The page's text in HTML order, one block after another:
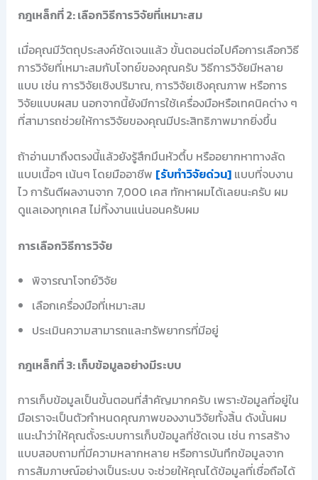
กฎเหล็กที่ 2: เลือกวิธีการวิจัยที่เหมาะสม
เมื่อคุณมีวัตถุประสงค์ชัดเจนแล้ว ขั้นตอนต่อไปคือการเลือกวิธี
การวิจัยที่เหมาะสมกับโจทย์ของคุณครับ วิธีการวิจัยมีหลาย
แบบ เช่น การวิจัยเชิงปริมาณ, การวิจัยเชิงคุณภาพ หรือการ
วิจัยแบบผสม นอกจากนี้ยังมีการใช้เครื่องมือหรือเทคนิคต่าง ๆ
ที่สามารถช่วยให้การวิจัยของคุณมีประสิทธิภาพมากยิ่งขึ้น
ถ้าอ่านมาถึงตรงนี้แล้วยังรู้สึกมึนหัวตึ้บ หรืออยากหาทางลัด
แบบเนื้อๆ เน้นๆ โดยมืออาชีพ [รับทำวิจัยด่วน]แบบที่จบงาน
ไว การันตีผลงานจาก 7,000 เคส ทักหาผมได้เลยนะครับ ผม
ดูแลเองทุกเคส ไม่ทิ้งงานแน่นอนครับผม
การเลือกวิธีการวิจัย
พิจารณาโจทย์วิจัย
เลือกเครื่องมือที่เหมาะสม
ประเมินความสามารถและทรัพยากรที่มีอยู่
กฎเหล็กที่ 3: เก็บข้อมูลอย่างมีระบบ
การเก็บข้อมูลเป็นขั้นตอนที่สำคัญมากครับ เพราะข้อมูลที่อยู่ใน
มือเราจะเป็นตัวกำหนดคุณภาพของงานวิจัยทั้งสิ้น ดังนั้นผม
แนะนำว่าให้คุณตั้งระบบการเก็บข้อมูลที่ชัดเจน เช่น การสร้าง
แบบสอบถามที่มีความหลากหลาย หรือการบันทึกข้อมูลจาก
การสัมภาษณ์อย่างเป็นระบบ จะช่วยให้คุณได้ข้อมูลที่เชื่อถือได้